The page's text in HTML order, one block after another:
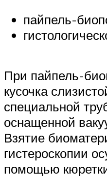
пайпель-
При пайпель-
кусочка
специальной
оснащенной
Взятие
гистероскопии
помощью